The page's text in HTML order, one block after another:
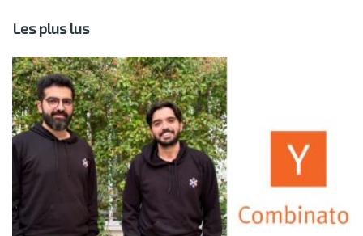
Les plus lus